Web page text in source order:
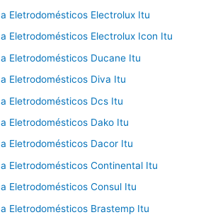
Eletrodomésticos Electrolux Itu
Eletrodomésticos Electrolux Icon Itu
Eletrodomésticos Ducane Itu
Eletrodomésticos Diva Itu
Eletrodomésticos Dcs Itu
Eletrodomésticos Dako Itu
Eletrodomésticos Dacor Itu
Eletrodomésticos Continental Itu
Eletrodomésticos Consul Itu
Eletrodomésticos Brastemp Itu